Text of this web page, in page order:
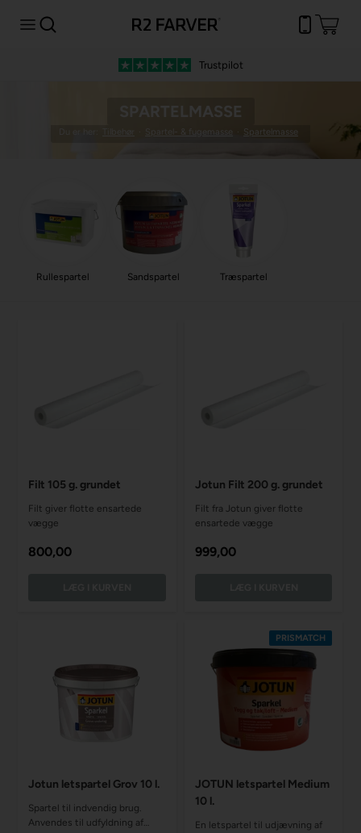
Trustpilot
SPARTELMASSE
Spartel- & fugemasse · Spartelmasse
Rullespartel Sandspartel Træspartel
Filt 105 g. grundet
Filt giver flotte ensartede
vægge
800,00
Jotun Filt 200 g. grundet
Filt fra Jotun giver flotte
ensartede vægge
999,00
Jotun letspartel Grov 10 l.
Spartel til indvendig brug.
Anvendes til udfyldning af
PRISMATCH
JOTUN letspartel Medium
10 l.
En letspartel til udjævning af